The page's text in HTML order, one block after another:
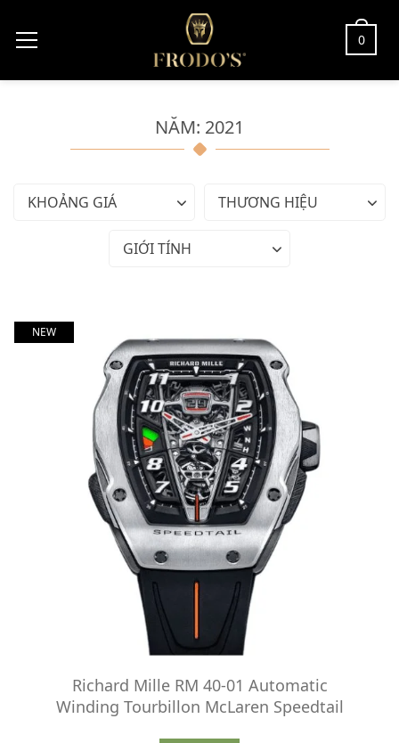
0
NĂM: 2021
KHOẢNG GIÁ THƯƠNG HIỆU
GIỚI TÍNH
NEW
Richard Mille RM 40-01 Automatic
Winding Tourbillon McLaren Speedtail